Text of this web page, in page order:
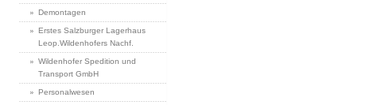
Demontagen
Erstes Salzburger Lagerhaus
Leop.Wildenhofers Nachf.
Wildenhofer Spedition und
Transport GmbH
Personalwesen